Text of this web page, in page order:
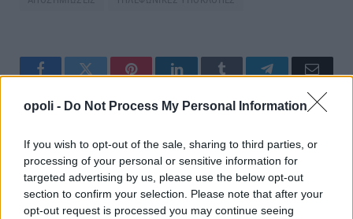
opoli - Do Not Process My Personal Information
If you wish to opt-out of the sale, sharing to third parties, or
processing of your personal or sensitive information for
targeted advertising by us, please use the below opt-out
section to confirm your selection. Please note that after your
opt-out request is processed you may continue seeing
FacebookTwitter PinterestLinkedInTumblr TelegramEmail
Συνεχίζεται η δίκη για τα Τέμπη,
στη δικογραφία τα βίντεο της
εμπορικής αμαξοστοιχίας
Δύο δημοσιογράφοι υπό
κράτηση στην Τουρκία ενόψει
της Συνόδου του ΝΑΤΟ